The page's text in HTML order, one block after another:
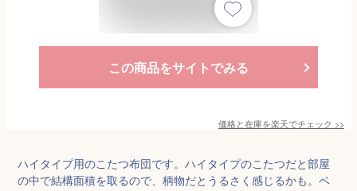
この商品をサイトでみる
価格と在庫を楽天でチェック >>
ハイタイプ用のこたつ布団です。ハイタイプのこたつだと部屋
の中で結構面積を取るので、柄物だとうるさく感じるかも。ベ